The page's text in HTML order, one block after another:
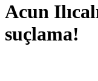
Acun
suçlama!